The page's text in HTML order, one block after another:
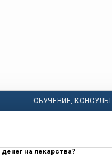
ОБУЧЕНИЕ,
денег на лекарства?